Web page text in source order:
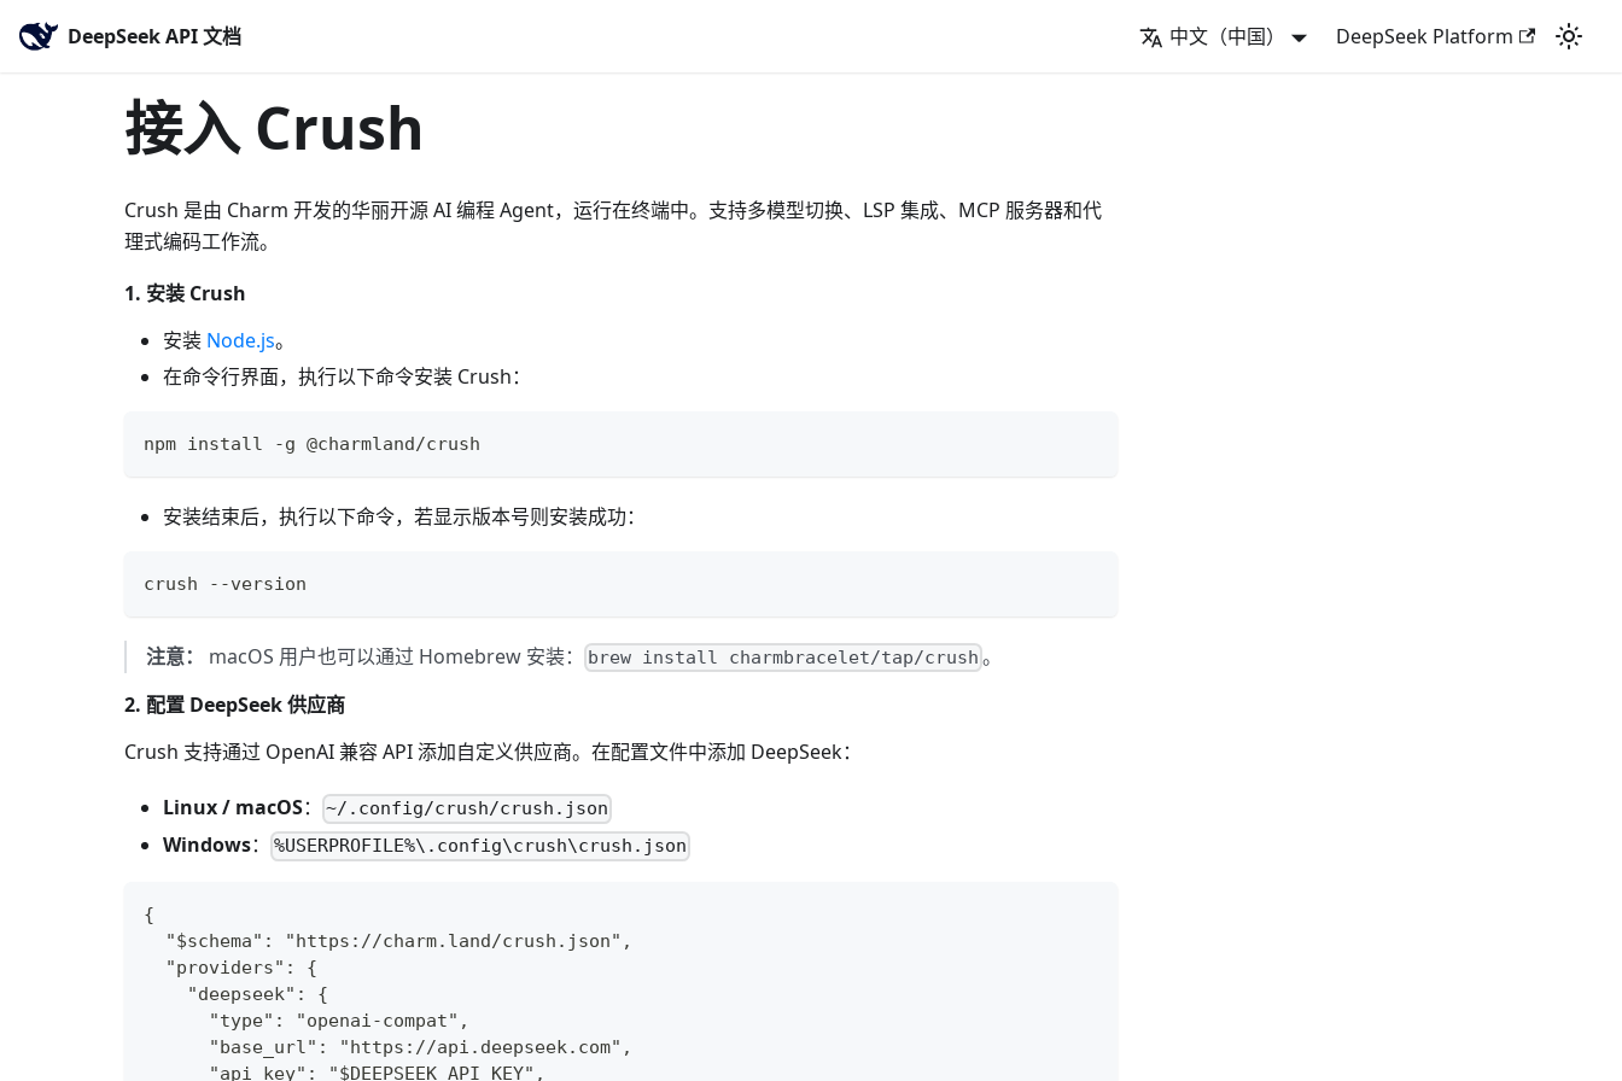
DeepSeek API 文档 中文（中国） DeepSeek Platform
接入 Crush
Crush 是由 Charm 开发的华丽开源 AI 编程 Agent，运行在终端中。支持多模型切换、LSP 集成、MCP 服务器和代
理式编码工作流。
1. 安装 Crush
安装 Node.js。
在命令行界面，执行以下命令安装 Crush：
npm install -g @charmland/crush
安装结束后，执行以下命令，若显示版本号则安装成功：
crush --version
注意： macOS 用户也可以通过 Homebrew 安装： brew install charmbracelet/tap/crush 。
2. 配置 DeepSeek 供应商
Crush 支持通过 OpenAI 兼容 API 添加自定义供应商。在配置文件中添加 DeepSeek：
Linux / macOS： ~/.config/crush/crush.json
Windows： %USERPROFILE%\.config\crush\crush.json
{
  "$schema": "https://charm.land/crush.json",
  "providers": {
    "deepseek": {
      "type": "openai-compat",
      "base_url": "https://api.deepseek.com",
      "api_key": "$DEEPSEEK_API_KEY",